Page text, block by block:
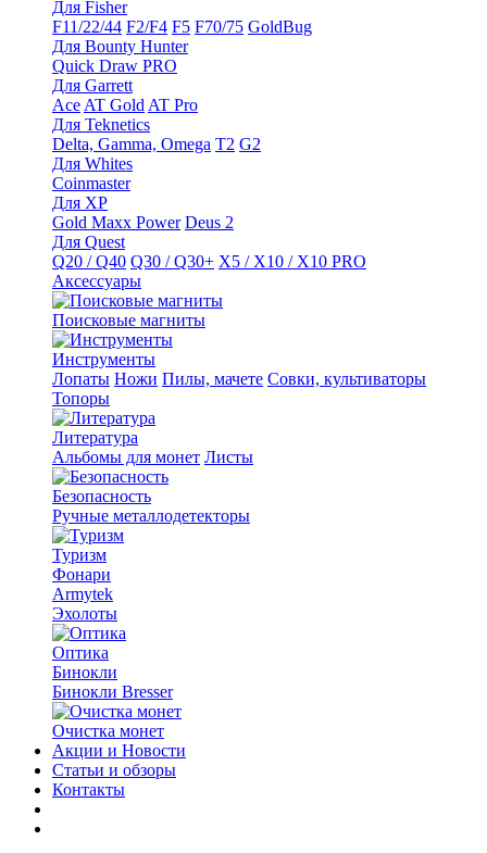
Для Fisher
F11/22/44 F2/F4 F5 F70/75 GoldBug
Для Bounty Hunter
Quick Draw PRO
Для Garrett
Ace AT Gold AT Pro
Для Teknetics
Delta, Gamma, Omega Т2 G2
Для Whites
Coinmaster
Для XP
Gold Maxx Power Deus 2
Для Quest
Q20 / Q40 Q30 / Q30+ X5 / X10 / X10 PRO
Аксессуары
Поисковые магниты
Инструменты
Лопаты Ножи Пилы, мачете Совки, культиваторы
Топоры
Литература
Альбомы для монет Листы
Безопасность
Ручные металлодетекторы
Туризм
Фонари
Armytek
Эхолоты
Оптика
Бинокли
Бинокли Bresser
Очистка монет
Акции и Новости
Статьи и обзоры
Контакты